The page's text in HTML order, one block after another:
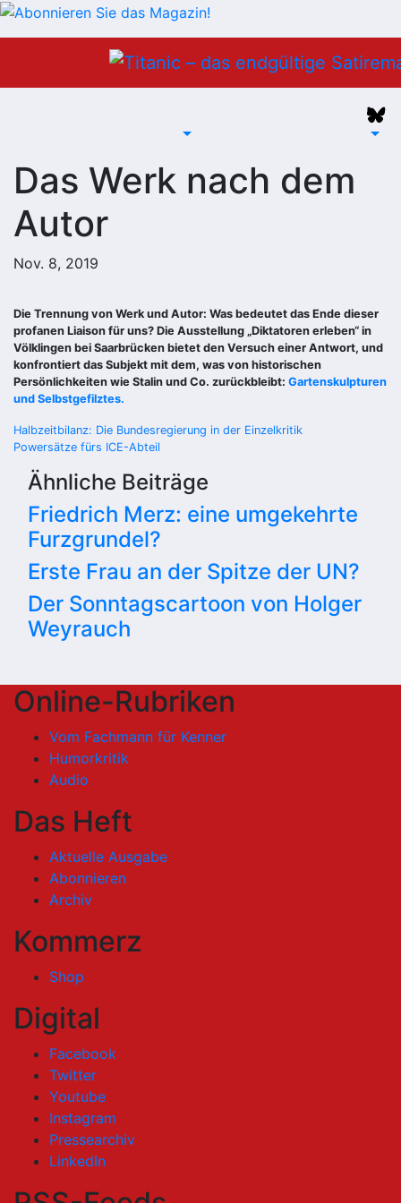
Das Werk nach dem
Autor
Nov. 8, 2019
Die Trennung von Werk und Autor: Was bedeutet das Ende dieser
profanen Liaison für uns? Die Ausstellung „Diktatoren erleben“ in
Völklingen bei Saarbrücken bietet den Versuch einer Antwort, und
konfrontiert das Subjekt mit dem, was von historischen
Persönlichkeiten wie Stalin und Co. zurückbleibt: Gartenskulpturen
und Selbstgefilztes.
Beitragsnavigation
Halbzeitbilanz: Die Bundesregierung in der Einzelkritik
Powersätze fürs ICE-Abteil
Ähnliche Beiträge
Friedrich Merz: eine umgekehrte
Furzgrundel?
Erste Frau an der Spitze der UN?
Der Sonntagscartoon von Holger
Weyrauch
Online-Rubriken
Vom Fachmann für Kenner
Humorkritik
Audio
Das Heft
Aktuelle Ausgabe
Abonnieren
Archiv
Kommerz
Shop
Digital
Facebook
Twitter
Youtube
Instagram
Pressearchiv
LinkedIn